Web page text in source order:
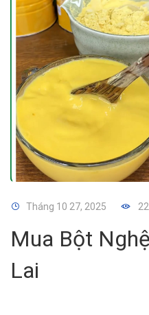
Tháng 10 27, 2025
Mua Bột
Lai